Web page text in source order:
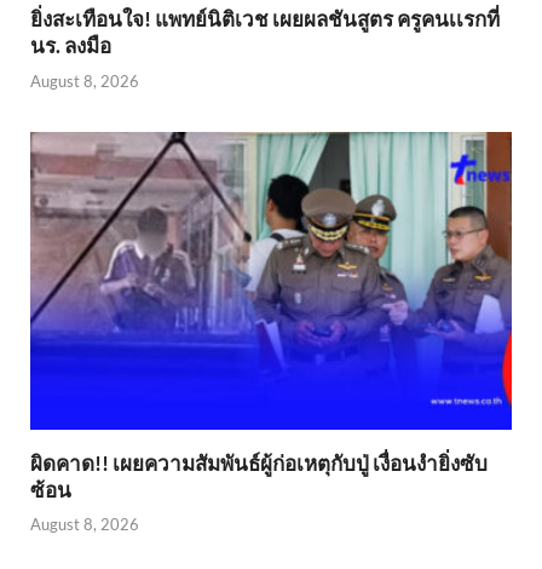
ยิ่งสะเทือนใจ! แพทย์นิติเวช เผยผลชันสูตร ครูคนเเรกที่
นร. ลงมือ
August 8, 2026
ผิดคาด!! เผยความสัมพันธ์ผู้ก่อเหตุกับปู่ เงื่อนงำยิ่งซับ
ซ้อน
August 8, 2026